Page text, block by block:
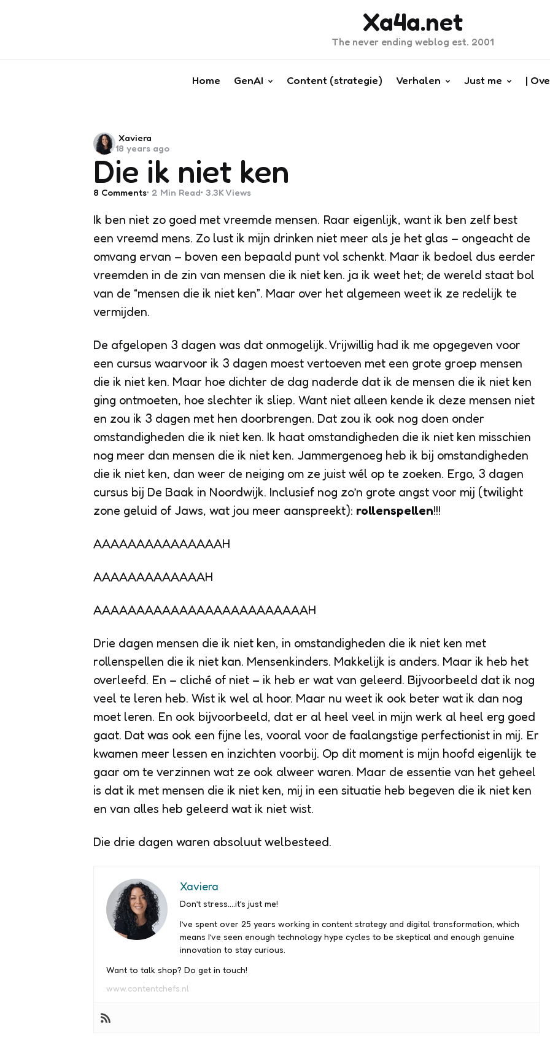
Xa4a.net
The never ending weblog est. 2001
Home GenAI Content (strategie) Verhalen Just me |
Die ik niet ken
Posted
by
Xaviera
18 years ago
8 Comments 2 Min Read 3.3K Views
Ik ben niet zo goed met vreemde mensen. Raar eigenlijk, want ik ben zelf best
een vreemd mens. Zo lust ik mijn drinken niet meer als je het glas – ongeacht de
omvang ervan – boven een bepaald punt vol schenkt. Maar ik bedoel dus eerder
vreemden in de zin van mensen die ik niet ken. ja ik weet het; de wereld staat bol
van de “mensen die ik niet ken”. Maar over het algemeen weet ik ze redelijk te
vermijden.
De afgelopen 3 dagen was dat onmogelijk. Vrijwillig had ik me opgegeven voor
een cursus waarvoor ik 3 dagen moest vertoeven met een grote groep mensen
die ik niet ken. Maar hoe dichter de dag naderde dat ik de mensen die ik niet ken
ging ontmoeten, hoe slechter ik sliep. Want niet alleen kende ik deze mensen niet
en zou ik 3 dagen met hen doorbrengen. Dat zou ik ook nog doen onder
omstandigheden die ik niet ken. Ik haat omstandigheden die ik niet ken misschien
nog meer dan mensen die ik niet ken. Jammergenoeg heb ik bij omstandigheden
die ik niet ken, dan weer de neiging om ze juist wél op te zoeken. Ergo, 3 dagen
cursus bij De Baak in Noordwijk. Inclusief nog zo’n grote angst voor mij (twilight
zone geluid of Jaws, wat jou meer aanspreekt): rollenspellen!!!
AAAAAAAAAAAAAAAH
AAAAAAAAAAAAAH
AAAAAAAAAAAAAAAAAAAAAAAAAH
Drie dagen mensen die ik niet ken, in omstandigheden die ik niet ken met
rollenspellen die ik niet kan. Mensenkinders. Makkelijk is anders. Maar ik heb het
overleefd. En – cliché of niet – ik heb er wat van geleerd. Bijvoorbeeld dat ik nog
veel te leren heb. Wist ik wel al hoor. Maar nu weet ik ook beter wat ik dan nog
moet leren. En ook bijvoorbeeld, dat er al heel veel in mijn werk al heel erg goed
gaat. Dat was ook een fijne les, vooral voor de faalangstige perfectionist in mij. Er
kwamen meer lessen en inzichten voorbij. Op dit moment is mijn hoofd eigenlijk te
gaar om te verzinnen wat ze ook alweer waren. Maar de essentie van het geheel
is dat ik met mensen die ik niet ken, mij in een situatie heb begeven die ik niet ken
en van alles heb geleerd wat ik niet wist.
Die drie dagen waren absoluut welbesteed.
Xaviera
Don’t stress….it’s just me!
I’ve spent over 25 years working in content strategy and digital transformation, which
means I’ve seen enough technology hype cycles to be skeptical and enough genuine
innovation to stay curious.
Want to talk shop? Do get in touch!
www.contentchefs.nl